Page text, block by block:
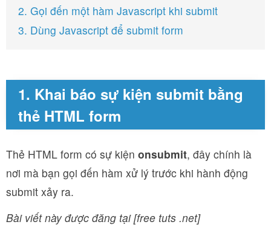
2. Gọi đến một hàm Javascript khi submit
3. Dùng Javascript để submit form
1. Khai báo sự kiện submit bằng
thẻ HTML form
Thẻ HTML form có sự kiện onsubmit, đây chính là
nơi mà bạn gọi đến hàm xử lý trước khi hành động
submit xảy ra.
Bài viết này được đăng tại [free tuts .net]